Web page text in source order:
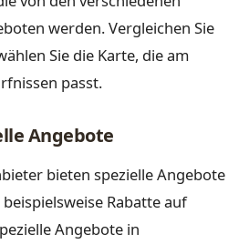
werden. Vergleichen Sie
Sie die Karte, die am
passt.
Angebote
bieten spezielle Angebote
Rabatte auf
Angebote in